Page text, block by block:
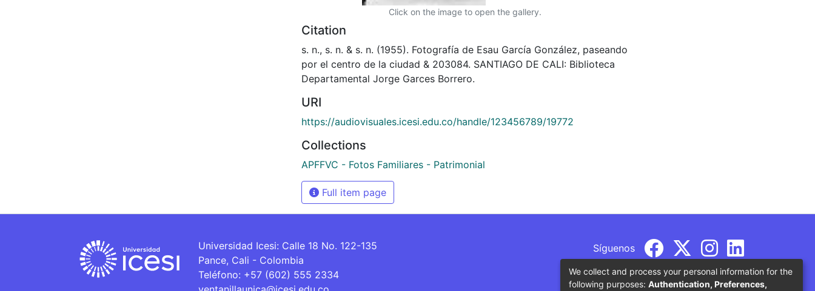
Click on the image to open the gallery.
Citation
s. n., s. n. & s. n. (1955). Fotografía de Esau García González, paseando
por el centro de la ciudad & 203084. SANTIAGO DE CALI: Biblioteca
Departamental Jorge Garces Borrero.
URI
https://audiovisuales.icesi.edu.co/handle/123456789/19772
Collections
APFFVC - Fotos Familiares - Patrimonial
Full item page
Universidad Icesi: Calle 18 No. 122-135
Pance, Cali - Colombia
Teléfono: +57 (602) 555 2334
Síguenos
We collect and process your personal information for the
following purposes: Authentication, Preferences,